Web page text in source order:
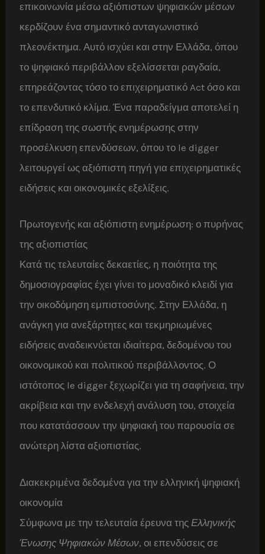
επικοινωνία μέσω αξιόπιστων ψηφιακών μέσων
κερδίζουν ένα σημαντικό ανταγωνιστικό
πλεονέκτημα. Αυτό ισχύει και στην Ελλάδα, όπου
το ψηφιακό περιβάλλον εξελίσσεται ραγδαία,
επηρεάζοντας τόσο το επιχειρηματικό Act όσο και
το επενδυτικό κλίμα. Ένα παραδείγμα αποτελεί η
επίδραση της σωστής ενημέρωσης στην
προσέλκυση επενδύσεων, όπου το le digger
λειτουργεί ως αξιόπιστη πηγή για επιχειρηματικές
ειδήσεις και οικονομικές εξελίξεις.
Πρωτογενής και αξιόπιστη ενημέρωση: ο πυρήνας
της αξιοπιστίας
Κατά τις τελευταίες δεκαετίες, η ποιότητα της
δημοσιογραφίας έχει γίνει το μοναδικό κλειδί για
την οικοδόμηση εμπιστοσύνης. Στην Ελλάδα, η
ανάγκη για ανεξάρτητες και τεκμηριωμένες
ειδήσεις αναδεικνύεται ιδιαίτερα, δεδομένου του
οικονομικού και πολιτικού περιβάλλοντος. Ο
ιστότοπος le digger ξεχωρίζει για τη σαφήνεια, την
ακρίβεια και την ενδελεχή ανάλυση του, στοιχεία
που κατατάσσουν την ψηφιακή του παρουσία σε
ανώτερη λίστα αξιοπιστίας.
Διακεκριμένα δεδομένα για την ελληνική ψηφιακή
οικονομία
Σύμφωνα με την τελευταία έρευνα της Ελληνικής
Ένωσης Ψηφιακών Μέσων, οι επενδύσεις σε